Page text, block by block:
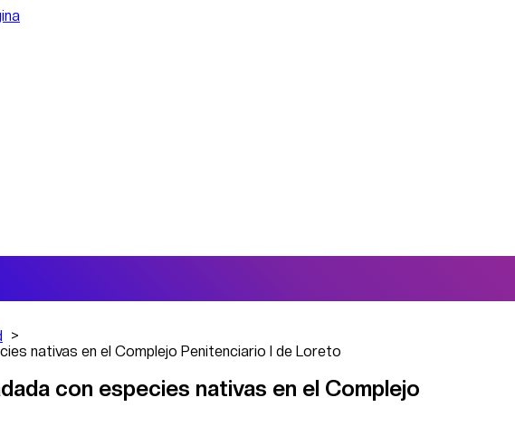
nativas en el Complejo Penitenciario I de Loreto
con especies nativas en el Complejo